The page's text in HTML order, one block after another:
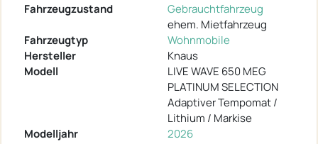
Fahrzeugzustand
Gebrauchtfahrzeug
ehem. Mietfahrzeug
Fahrzeugtyp
Wohnmobile
Hersteller
Knaus
Modell
LIVE WAVE 650 MEG
PLATINUM SELECTION
Adaptiver Tempomat /
Lithium / Markise
Modelljahr
2026